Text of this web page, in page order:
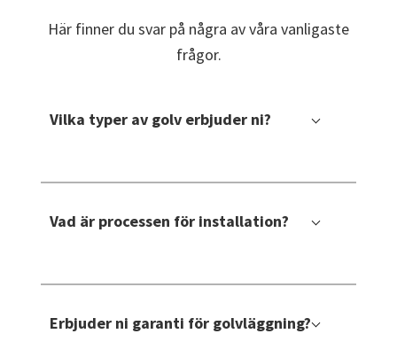
Här finner du svar på några av våra vanligaste
frågor.
Vilka typer av golv erbjuder ni?
klinkergolv. Dessutom erbjuder vi installations tjänster för alla
Vad är processen för installation?
Efter det ger vi dig en offert för installationen och ger råd om de
Erbjuder ni garanti för golvläggning?